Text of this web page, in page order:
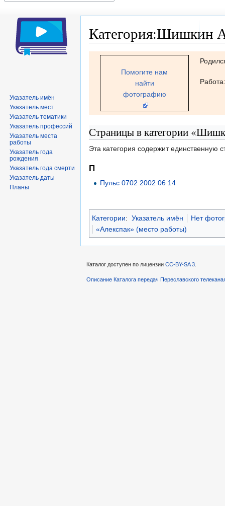
Категория:Шишкин
Перейти
Перейти
Помогите нам
найти
фотографию
Работа:
Страницы в категории
Эта категория содержит единственную
П
Пульс 0702 2002 06 14
Категории: Указатель имён
Нет
«Алекспак» (место работы)
Указатель имён
Указатель мест
Указатель тематики
Указатель профессий
Указатель места
работы
Указатель года
рождения
Указатель года смерти
Указатель даты
Планы
Каталог доступен по лицензии CC-BY-SA 3
Описание Каталога передач Переславского